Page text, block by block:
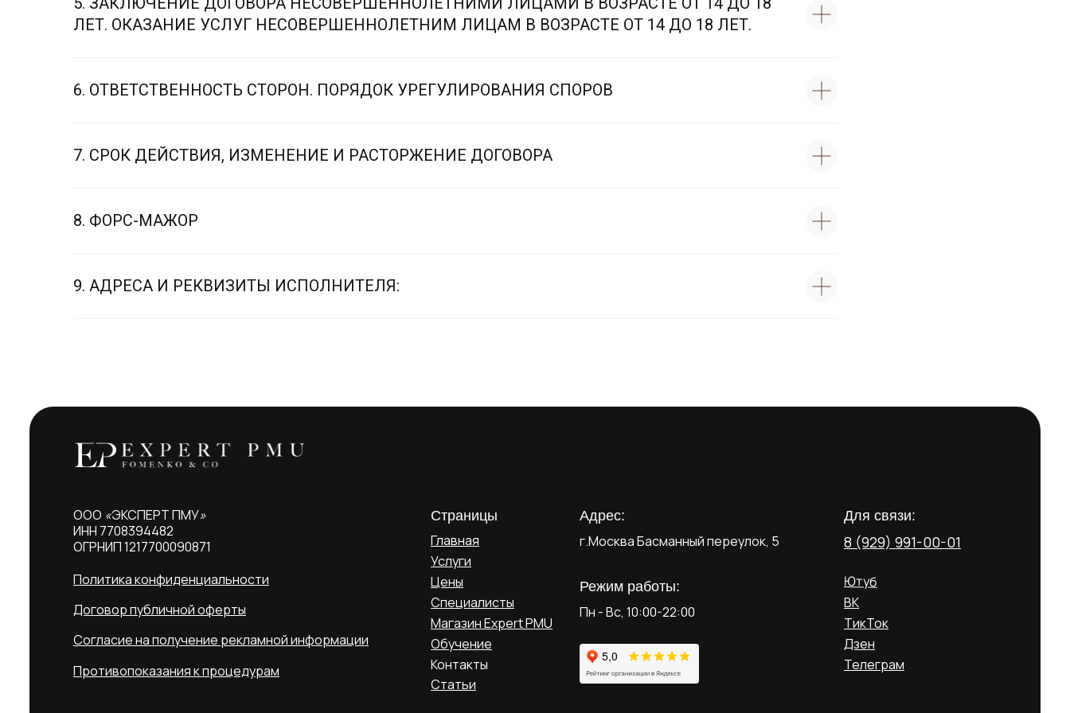
ЛЕТ. ОКАЗАНИЕ УСЛУГ НЕСОВЕРШЕННОЛЕТНИМ ЛИЦАМ В ВОЗРАСТЕ ОТ 14 ДО 18 ЛЕТ.
6. ОТВЕТСТВЕННОСТЬ СТОРОН. ПОРЯДОК УРЕГУЛИРОВАНИЯ СПОРОВ
7. СРОК ДЕЙСТВИЯ, ИЗМЕНЕНИЕ И РАСТОРЖЕНИЕ ДОГОВОРА
8. ФОРС-МАЖОР
9. АДРЕСА И РЕКВИЗИТЫ ИСПОЛНИТЕЛЯ:
Главная
Услуги
Цены
Специалисты
Магазин Expert PMU
Обучение
Контакты
Статьи
Страницы
Ютуб
ВК
ТикТок
Дзен
Телеграм
8 (929) 991-00-01
Для связи:
ООО «ЭКСПЕРТ ПМУ»
ИНН 7708394482
ОГРНИП 1217700090871
Политика конфиденциальности
Договор публичной оферты
Согласие на получение рекламной информации
Противопоказания к процедурам
г.Москва Басманный переулок, 5
Адрес:
Пн - Вс, 10:00-22:00
Режим работы: